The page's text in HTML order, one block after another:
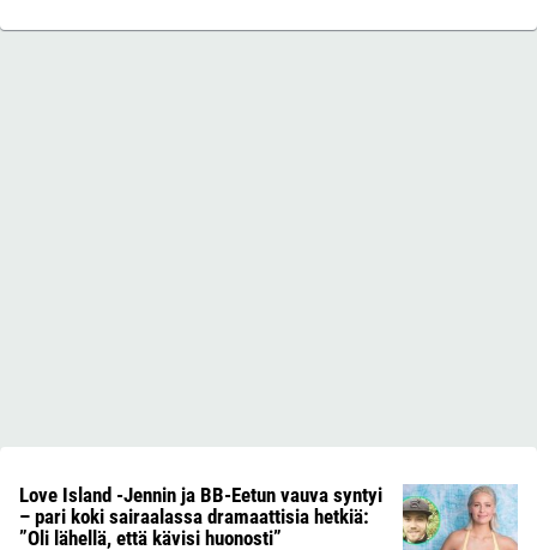
Love Island -Jennin ja BB-Eetun vauva syntyi
– pari koki sairaalassa dramaattisia hetkiä:
”Oli lähellä, että kävisi huonosti”